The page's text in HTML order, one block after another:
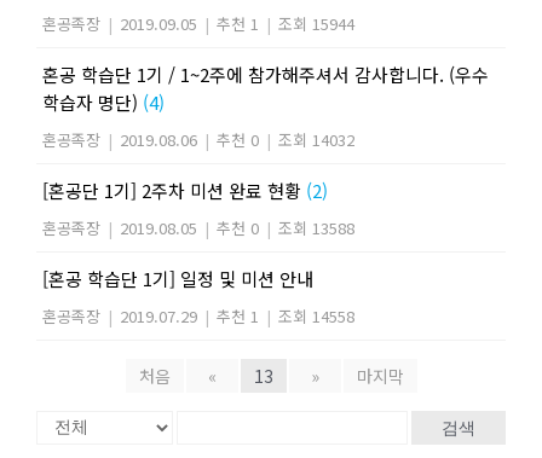
혼공족장 | 2019.09.05 | 추천 1 | 조회 15944
혼공 학습단 1기 / 1~2주에 참가해주셔서 감사합니다. (우수
학습자 명단) (4)
혼공족장 | 2019.08.06 | 추천 0 | 조회 14032
[혼공단 1기] 2주차 미션 완료 현황 (2)
혼공족장 | 2019.08.05 | 추천 0 | 조회 13588
[혼공 학습단 1기] 일정 및 미션 안내
혼공족장 | 2019.07.29 | 추천 1 | 조회 14558
처음 « 13 » 마지막
검색